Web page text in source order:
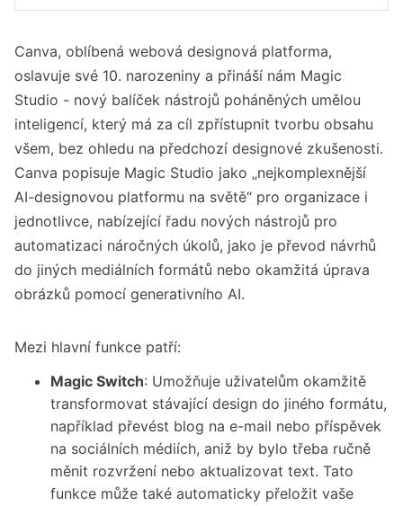
Canva uvádí nový balíček nástrojů Magic
Nástroje využívají umělou inteligenci pro
snazší design.
Novinky zahrnují funkce jako Magic Switch a
Magic Media.
Canva také zavádí bezpečnostní opatření s
názvem Canva Shield.
Canva, oblíbená webová designová platforma,
oslavuje své 10. narozeniny a přináší nám Magic
Studio - nový balíček nástrojů poháněných umělou
inteligencí, který má za cíl zpřístupnit tvorbu obsahu
všem, bez ohledu na předchozí designové zkušenosti.
Canva popisuje Magic Studio jako „nejkomplexnější
AI-designovou platformu na světě“ pro organizace i
jednotlivce, nabízející řadu nových nástrojů pro
automatizaci náročných úkolů, jako je převod návrhů
do jiných mediálních formátů nebo okamžitá úprava
obrázků pomocí generativního AI.
Mezi hlavní funkce patří:
Magic Switch: Umožňuje uživatelům okamžitě
transformovat stávající design do jiného formátu,
například převést blog na e-mail nebo příspěvek
na sociálních médiích, aniž by bylo třeba ručně
měnit rozvržení nebo aktualizovat text. Tato
funkce může také automaticky přeložit vaše